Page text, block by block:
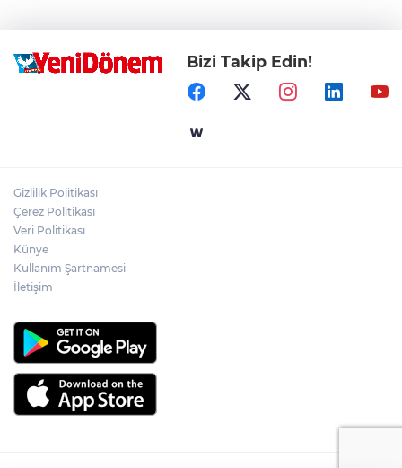
Bizi Takip Edin!
Gizlilik Politikası
Çerez Politikası
Veri Politikası
Künye
Kullanım Şartnamesi
İletişim